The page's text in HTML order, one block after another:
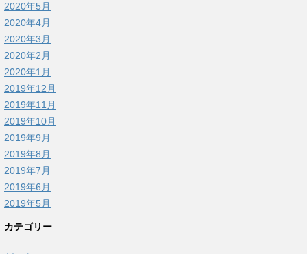
2020年5月
2020年4月
2020年3月
2020年2月
2020年1月
2019年12月
2019年11月
2019年10月
2019年9月
2019年8月
2019年7月
2019年6月
2019年5月
カテゴリー